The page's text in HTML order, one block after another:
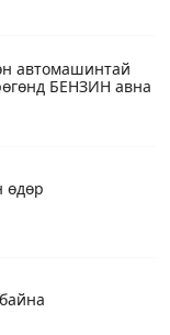
автомашинтай
БЕНЗИН авна
өдөр